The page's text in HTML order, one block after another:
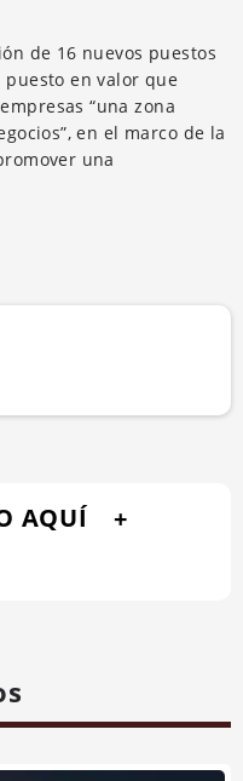
de 16 nuevos puestos
en valor que
“una zona
en el marco de la
una
AQUÍ